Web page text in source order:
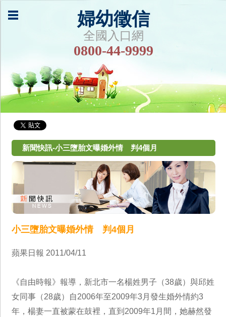
婦幼徵信
全國入口網
0800-44-9999
新聞快訊-小三墮胎文曝婚外情 判4個月
小三墮胎文曝婚外情 判4個月
蘋果日報 2011/04/11
《自由時報》報導，新北市一名楊姓男子（38歲）與邱姓
女同事（28歲）自2006年至2009年3月發生婚外情約3
年，楊妻一直被蒙在鼓裡，直到2009年1月間，她赫然發